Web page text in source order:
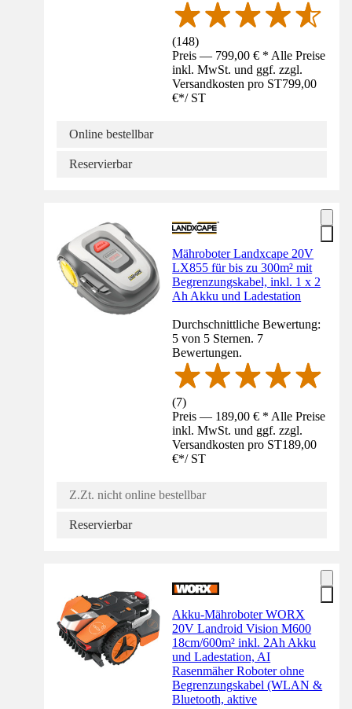
(148)
Preis — 799,00 € * Alle Preise
inkl. MwSt. und ggf. zzgl.
Versandkosten pro ST799,00
€*/ ST
Online bestellbar
Reservierbar
Mähroboter Landxcape 20V
LX855 für bis zu 300m² mit
Begrenzungskabel, inkl. 1 x 2
Ah Akku und Ladestation
Durchschnittliche Bewertung:
5 von 5 Sternen. 7
Bewertungen.
(7)
Preis — 189,00 € * Alle Preise
inkl. MwSt. und ggf. zzgl.
Versandkosten pro ST189,00
€*/ ST
Z.Zt. nicht online bestellbar
Reservierbar
Akku-Mähroboter WORX
20V Landroid Vision M600
18cm/600m² inkl. 2Ah Akku
und Ladestation, AI
Rasenmäher Roboter ohne
Begrenzungskabel (WLAN &
Bluetooth, aktive